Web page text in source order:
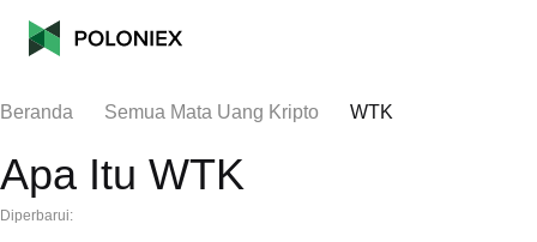
Beranda Semua Mata Uang Kripto WTK
Apa Itu WTK
Diperbarui: